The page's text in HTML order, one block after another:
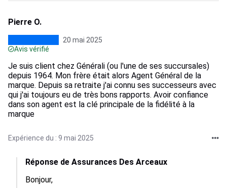
Pierre O.
20 mai 2025
Avis vérifié
Je suis client chez Générali (ou l'une de ses succursales)
depuis 1964. Mon frère était alors Agent Général de la
marque. Depuis sa retraite j'ai connu ses successeurs avec
qui j'ai toujours eu de très bons rapports. Avoir confiance
dans son agent est la clé principale de la fidélité à la
marque
Expérience du : 9 mai 2025
Réponse de Assurances Des Arceaux
Bonjour,